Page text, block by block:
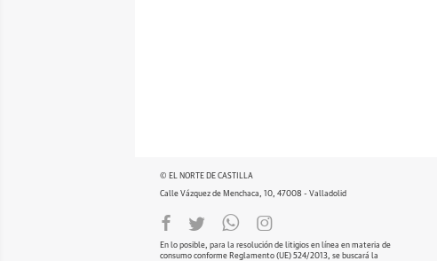
© EL NORTE DE CASTILLA
Calle Vázquez de Menchaca, 10, 47008 - Valladolid
En lo posible, para la resolución de litigios en línea en materia de
consumo conforme Reglamento (UE) 524/2013, se buscará la